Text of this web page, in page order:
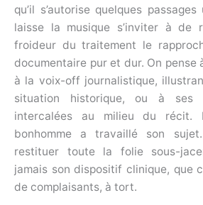
qu’il s’autorise quelques
laisse la musique s’inviter à de
froideur du traitement le
documentaire pur et dur. On
à la voix-off journalistique,
situation historique, ou à ses
intercalées au milieu du récit.
bonhomme a travaillé son
restituer toute la folie sous-
jamais son dispositif clinique, que
de complaisants, à tort.